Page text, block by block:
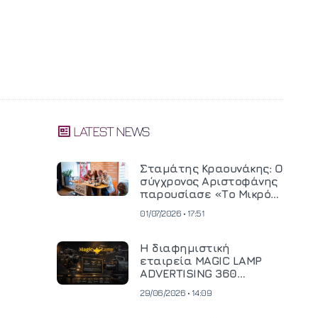
LATEST NEWS
Σταμάτης Κραουνάκης: Ο
σύγχρονος Αριστοφάνης
παρουσίασε «Το Μικρό
01/07/2026 • 17:51
Η διαφημιστική
εταιρεία MAGIC LAMP
ADVERTISING 360
κινηματογραφική
29/06/2026 • 14:09